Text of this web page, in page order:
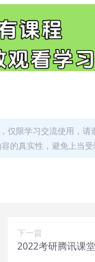
仅限学习交流使用，
的真实性，避免上当受
下一篇
2022考研腾讯课